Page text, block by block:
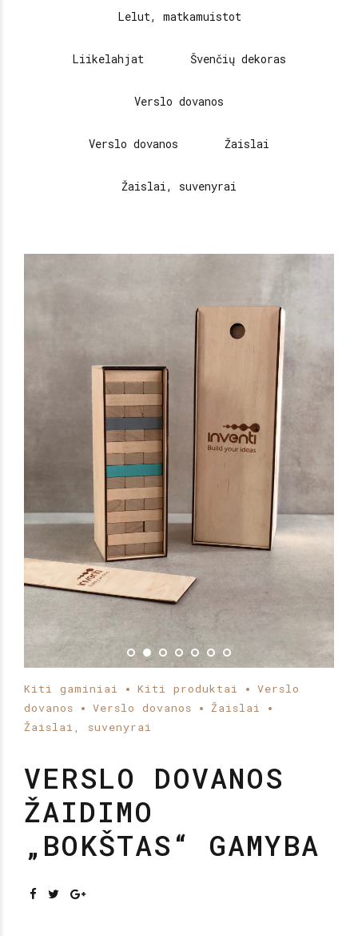
Lelut, matkamuistot
Liikelahjat Švenčių dekoras
Verslo dovanos
Verslo dovanos Žaislai
Žaislai, suvenyrai
Kiti gaminiai Kiti produktai
Verslo
dovanos
Verslo dovanos
Žaislai
Žaislai, suvenyrai
VERSLO DOVANOS
ŽAIDIMO
„BOKŠTAS“ GAMYBA